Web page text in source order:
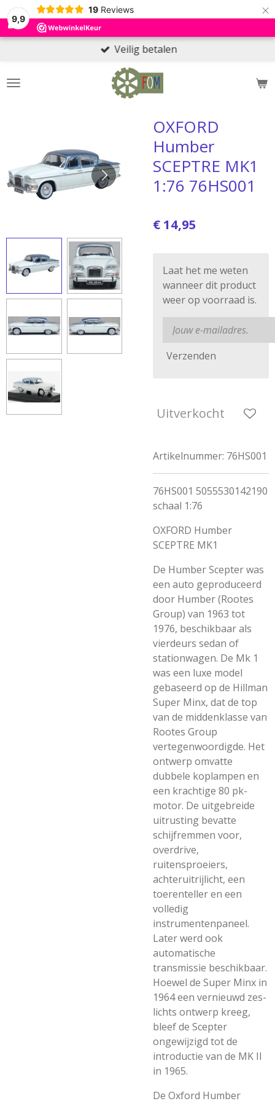
9,9
19 Reviews ×
Veilig betalen
OXFORD
Humber
SCEPTRE MK1
1:76 76HS001
€ 14,95
Laat het me weten
wanneer dit product
weer op voorraad is.
Verzenden
Uitverkocht
Artikelnummer: 76HS001
76HS001 5055530142190
schaal 1:76
OXFORD Humber
SCEPTRE MK1
De Humber Scepter was
een auto geproduceerd
door Humber (Rootes
Group) van 1963 tot
1976, beschikbaar als
vierdeurs sedan of
stationwagen. De Mk 1
was een luxe model
gebaseerd op de Hillman
Super Minx, dat de top
van de middenklasse van
Rootes Group
vertegenwoordigde. Het
ontwerp omvatte
dubbele koplampen en
een krachtige 80 pk-
motor. De uitgebreide
uitrusting bevatte
schijfremmen voor,
overdrive,
ruitensproeiers,
achteruitrijlicht, een
toerenteller en een
volledig
instrumentenpaneel.
Later werd ook
automatische
transmissie beschikbaar.
Hoewel de Super Minx in
1964 een vernieuwd zes-
lichts ontwerp kreeg,
bleef de Scepter
ongewijzigd tot de
introductie van de MK II
in 1965.
De Oxford Humber